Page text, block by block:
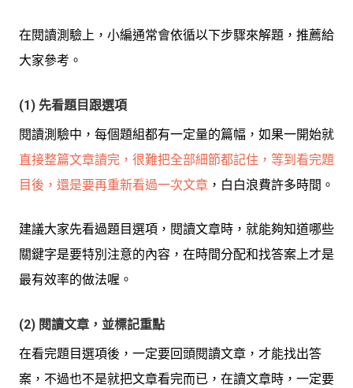
在閱讀測驗上，小編通常會依循以下步驟來解題，推薦給
大家參考。
(1) 先看題目跟選項
閱讀測驗中，每個題組都有一定量的篇幅，如果一開始就
直接整篇文章讀完，很難把全部細節都記住，等到看完題
目後，還是要再重新看過一次文章 ，白白浪費許多時間。
建議大家先看過題目選項，閱讀文章時，就能夠知道哪些
關鍵字是要特別注意的內容，在時間分配和找答案上才是
最有效率的做法喔。
(2) 閱讀文章，並標記重點
在看完題目選項後，一定要回頭閱讀文章，才能找出答
案，不過也不是就把文章看完而已，在讀文章時，一定要